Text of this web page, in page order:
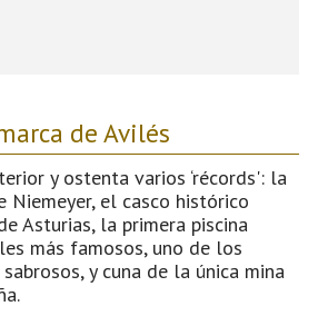
de Avilés
y ostenta varios ‘récords': la
Niemeyer, el casco histórico
Asturias, la primera piscina
más famosos, uno de los
y cuna de la única mina